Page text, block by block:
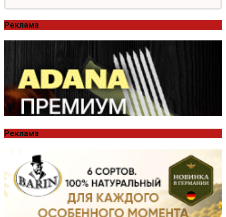
Реклама
Реклама